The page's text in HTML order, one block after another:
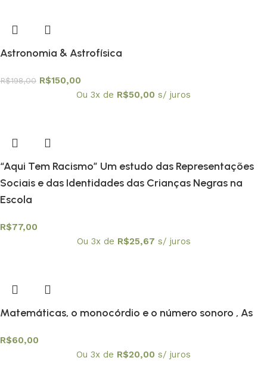
Astronomia & Astrofísica
R$198,00 R$150,00
Ou 3x de R$50,00 s/ juros
“Aqui Tem Racismo” Um estudo das Representações
Sociais e das Identidades das Crianças Negras na
Escola
R$77,00
Ou 3x de R$25,67 s/ juros
Matemáticas, o monocórdio e o número sonoro , As
R$60,00
Ou 3x de R$20,00 s/ juros